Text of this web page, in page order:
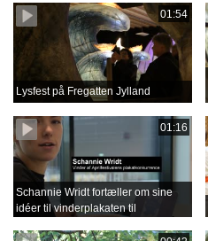
01:54
Lysfest på Fregatten Jylland
01:16
Schannie Wridt fortæller om sine
idéer til vinderplakaten til